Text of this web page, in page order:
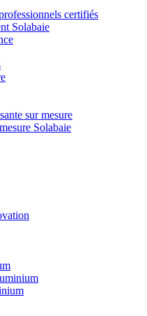
certifiés
Solabaie
sur mesure
Solabaie